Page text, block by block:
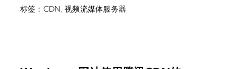
标签： CDN,视频流媒体服务器